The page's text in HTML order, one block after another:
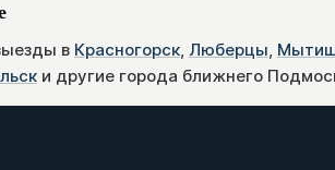
в Красногорск, Люберцы,
и другие города ближнего